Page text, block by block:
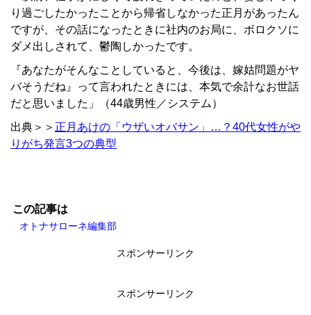
り過ごしたかったことから帰省しなかった正月があったん
ですが、その話になったときに社内のお局に、ボロクソに
ダメ出しされて、鬱陶しかったです。
『あなたがそんなことしていると、今後は、嫁姑問題がヤ
バそうだね』って言われたときには、本気で余計なお世話
だと思いました」（44歳男性／システム）
出典＞＞ 正月あけの「ウザいオバサン」…？40代女性がや
りがち発言3つの典型
この記事は
オトナサローネ編集部
スポンサーリンク
スポンサーリンク